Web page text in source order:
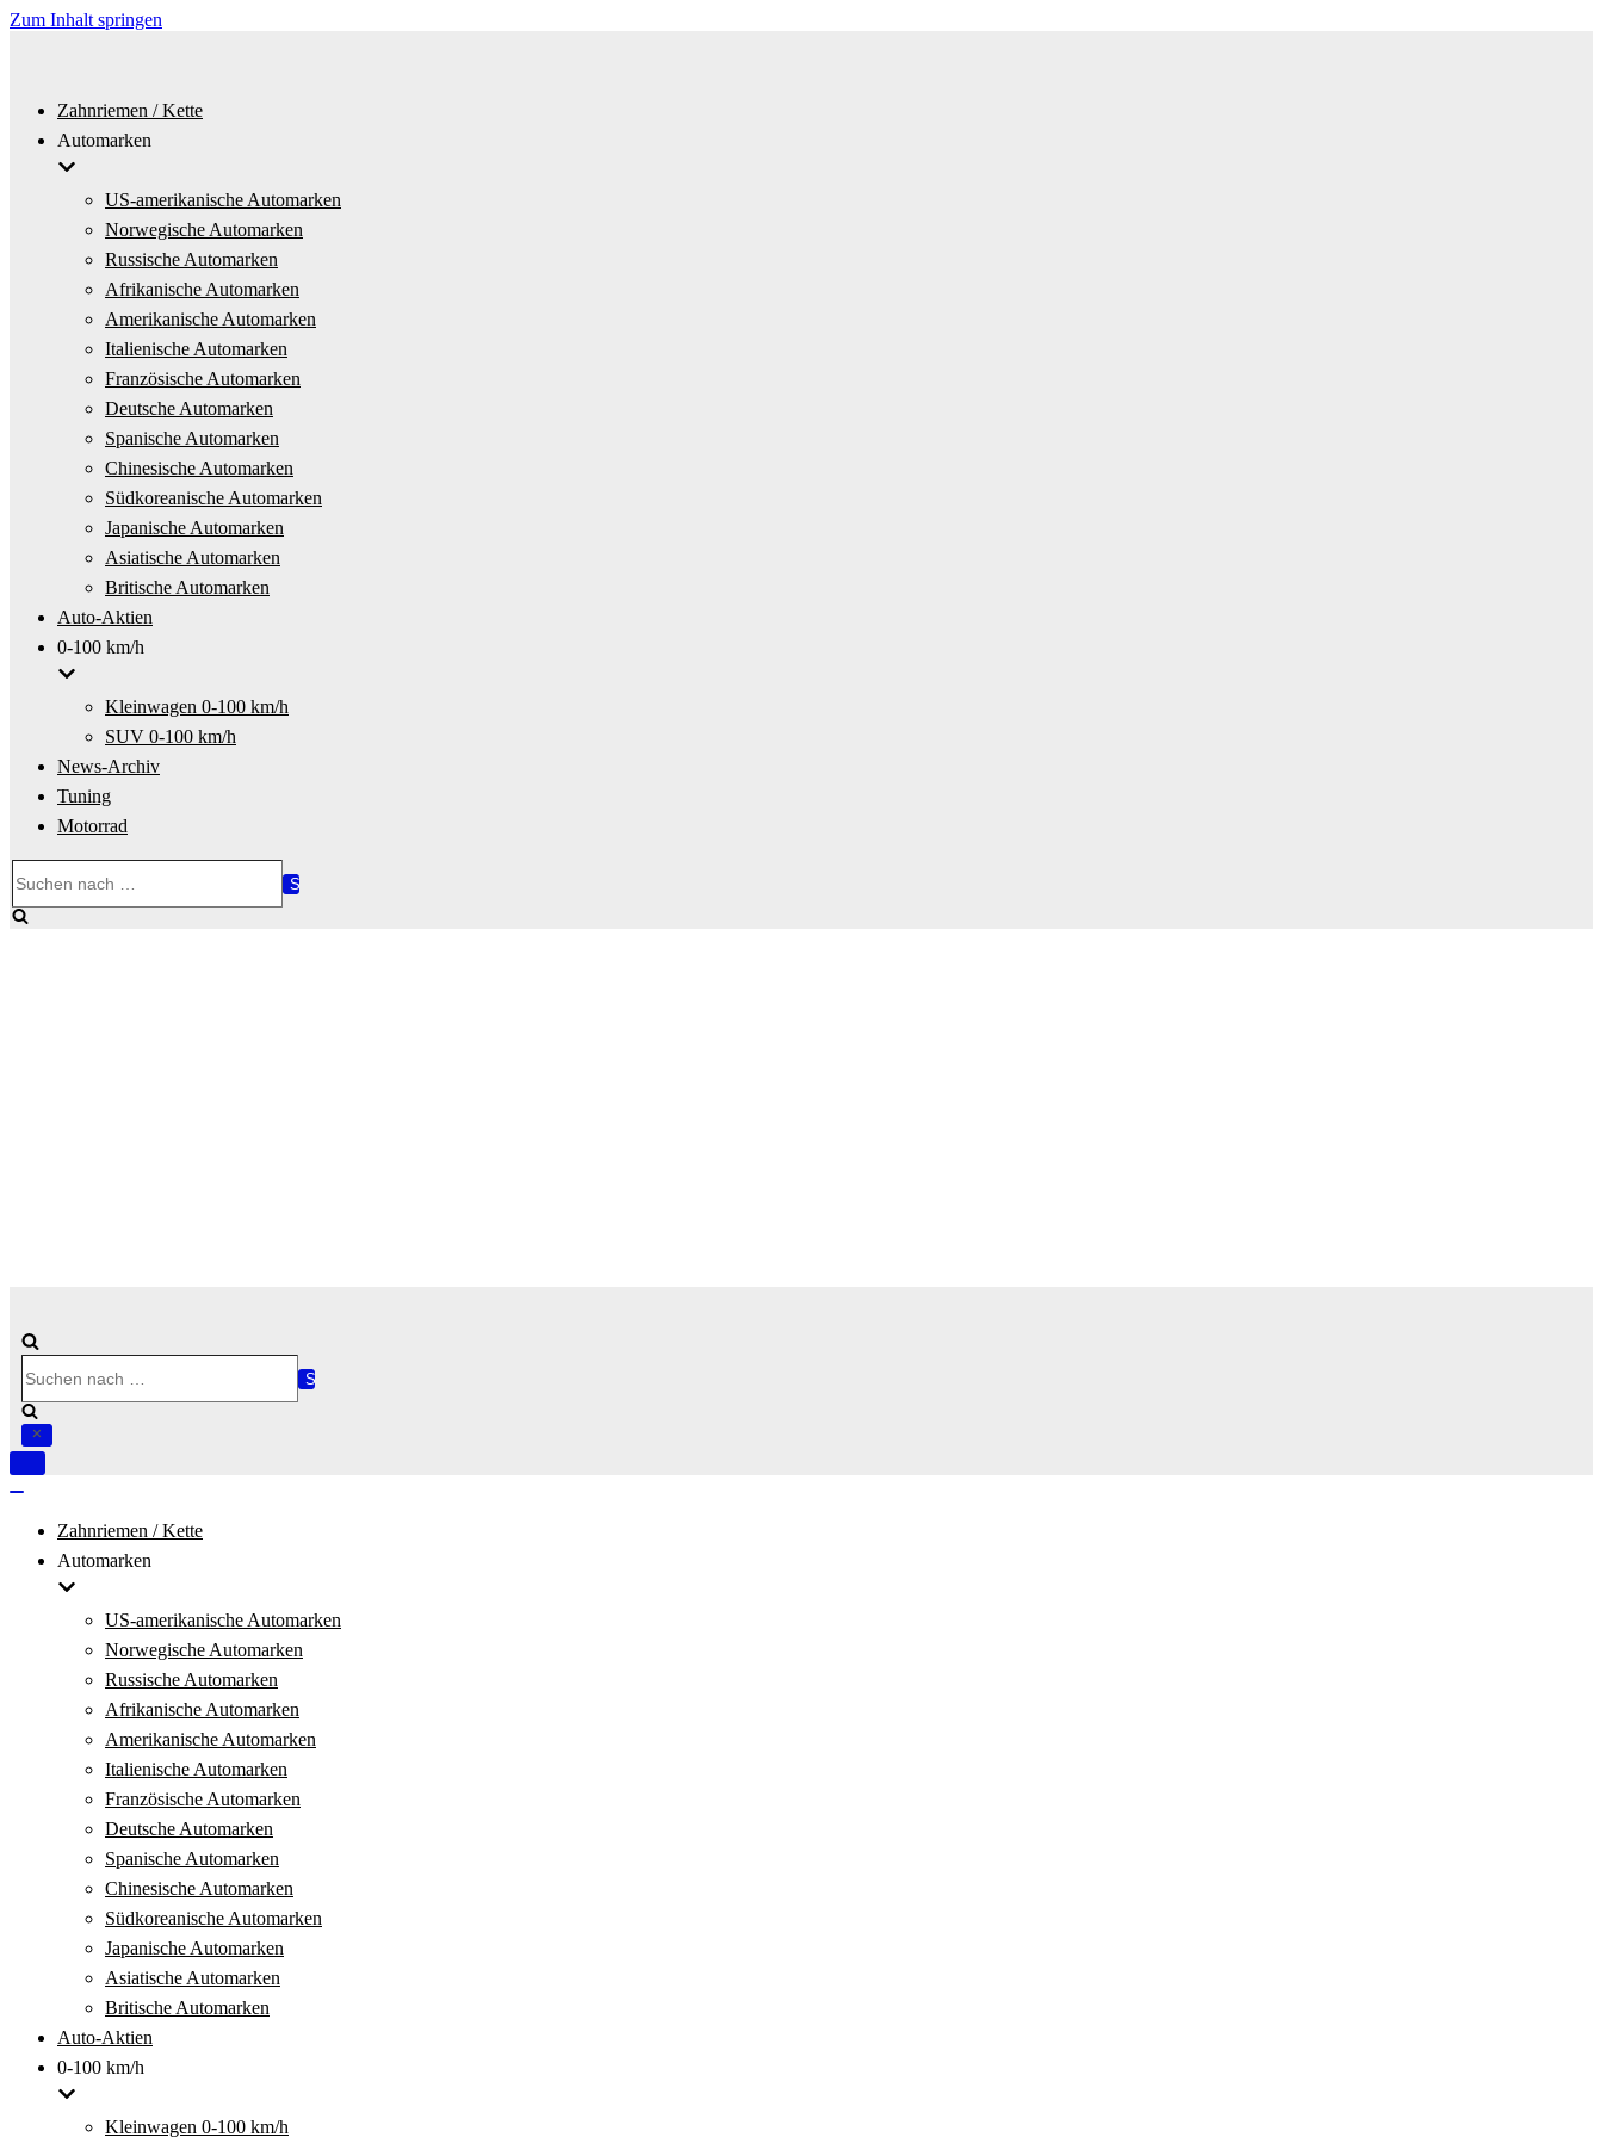
Zum Inhalt springen
Zahnriemen / Kette
Automarken
US-amerikanische Automarken
Norwegische Automarken
Russische Automarken
Afrikanische Automarken
Amerikanische Automarken
Italienische Automarken
Französische Automarken
Deutsche Automarken
Spanische Automarken
Chinesische Automarken
Südkoreanische Automarken
Japanische Automarken
Asiatische Automarken
Britische Automarken
Auto-Aktien
0-100 km/h
Kleinwagen 0-100 km/h
SUV 0-100 km/h
News-Archiv
Tuning
Motorrad
nach …
nach …
Navigation
Zahnriemen / Kette
Automarken
US-amerikanische Automarken
Norwegische Automarken
Russische Automarken
Afrikanische Automarken
Amerikanische Automarken
Italienische Automarken
Französische Automarken
Deutsche Automarken
Spanische Automarken
Chinesische Automarken
Südkoreanische Automarken
Japanische Automarken
Asiatische Automarken
Britische Automarken
Auto-Aktien
0-100 km/h
Kleinwagen 0-100 km/h